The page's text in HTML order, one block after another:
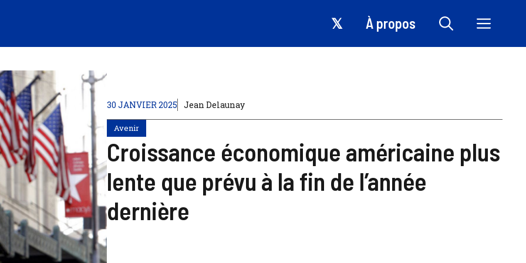
𝕏 À propos
30 JANVIER 2025 Jean Delaunay
Avenir
Croissance économique américaine plus
lente que prévu à la fin de l’année
dernière